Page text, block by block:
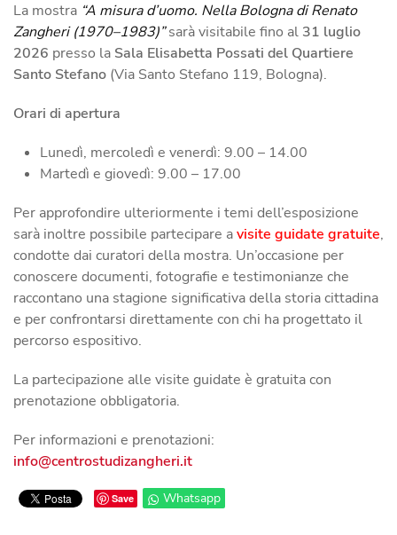
La mostra “A misura d’uomo. Nella Bologna di Renato
Zangheri (1970–1983)”sarà visitabile fino al 31 luglio
2026 presso la Sala Elisabetta Possati del Quartiere
Santo Stefano (Via Santo Stefano 119, Bologna).
Orari di apertura
Lunedì, mercoledì e venerdì: 9.00 – 14.00
Martedì e giovedì: 9.00 – 17.00
Per approfondire ulteriormente i temi dell’esposizione
sarà inoltre possibile partecipare avisite guidate gratuite,
condotte dai curatori della mostra. Un’occasione per
conoscere documenti, fotografie e testimonianze che
raccontano una stagione significativa della storia cittadina
e per confrontarsi direttamente con chi ha progettato il
percorso espositivo.
La partecipazione alle visite guidate è gratuita con
prenotazione obbligatoria.
Per informazioni e prenotazioni:
Save Whatsapp